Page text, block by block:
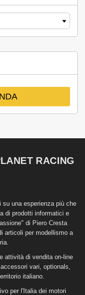
RACING
una esperienza più che
di prodotti informatici e
di Piero Cresta
articoli per modellismo a
attività di vendita on-line
vari, optionals,
italiano.
per l'Italia dei motori